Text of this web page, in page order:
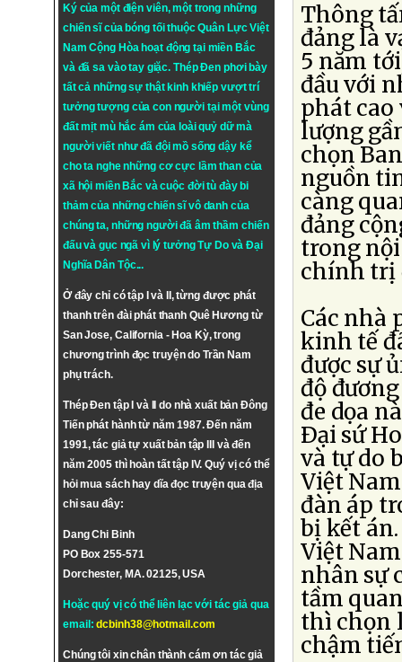
Ký của một điện viên, một trong những
chiến sĩ của bóng tối thuộc Quân Lực Việt
Nam Cộng Hòa hoạt động tại miền Bắc
và đã sa vào tay giặc. Thép Đen phơi bày
tất cả những sự thật kinh khiếp vượt trí
tưởng tượng của con người tại một vùng
đất mịt mù hắc ám của loài quỷ dữ mà
người viết như đã đội mồ sống dậy kể
cho ta nghe những cơ cực lầm than của
xã hội miền Bắc và cuộc đời tù đày bi
thảm của những chiến sĩ vô danh của
chúng ta, những người đã âm thầm chiến
đấu và gục ngã vì lý tưởngTự DovàĐại
Nghĩa Dân Tộc...
Ở đây chỉ có tập I và II, từng được phát
thanh trên đài phát thanh Quê Hương từ
San Jose, California - Hoa Kỳ, trong
chương trình đọc truyện do Trần Nam
phụ trách.
Thép Đen tập I và II do nhà xuất bản Đông
Tiến phát hành từ năm 1987. Đến năm
1991, tác giả tự xuất bản tập III và đến
năm 2005 thì hoàn tất tập IV. Quý vị có thể
hỏi mua sách hay dĩa đọc truyện qua địa
chỉ sau đây:
Dang Chi Binh
PO Box 255-571
Dorchester, MA. 02125, USA
Hoặc quý vị có thể liên lạc với tác giả qua
email:dcbinh38@hotmail.com
Chúng tôi xin chân thành cám ơn tác giả
Thông
đảng là
5 năm
đầu với
phát cao
lượng
chọn
nguồn
càng
đảng
trong
chính trị
Các nhà
kinh tế
được sự
độ
đe dọa
Ðại sứ
và tự do
Việt
đàn áp
bị kết
Việt
nhân sự
tầm
thì chọn
chậm